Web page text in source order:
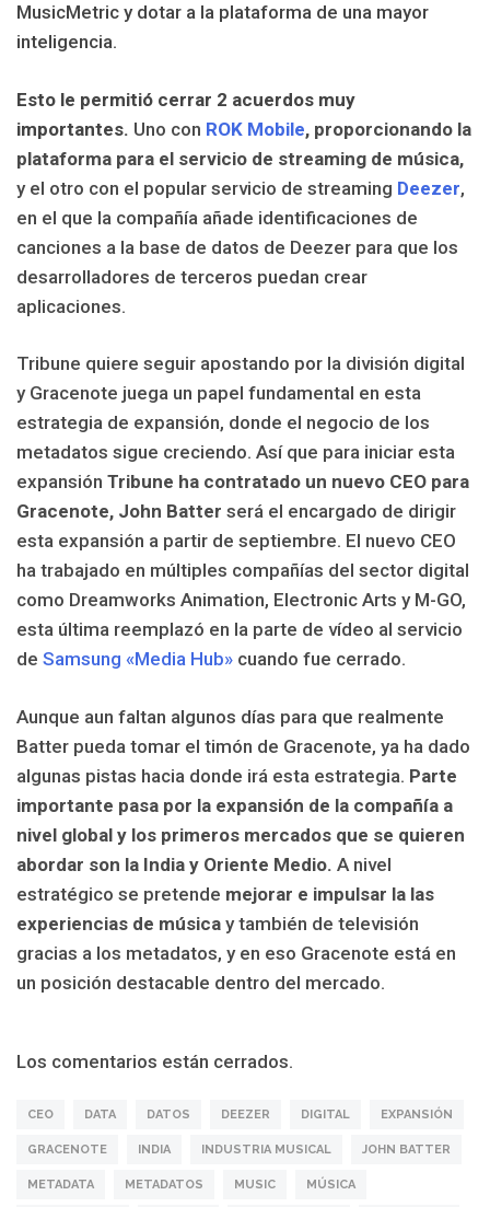
MusicMetric y dotar a la plataforma de una mayor
inteligencia.
Esto le permitió cerrar 2 acuerdos muy
importantes. Uno con ROK Mobile, proporcionando la
plataforma para el servicio de streaming de música,
y el otro con el popular servicio de streaming Deezer,
en el que la compañía añade identificaciones de
canciones a la base de datos de Deezer para que los
desarrolladores de terceros puedan crear
aplicaciones.
Tribune quiere seguir apostando por la división digital
y Gracenote juega un papel fundamental en esta
estrategia de expansión, donde el negocio de los
metadatos sigue creciendo. Así que para iniciar esta
expansión Tribune ha contratado un nuevo CEO para
Gracenote, John Batter será el encargado de dirigir
esta expansión a partir de septiembre. El nuevo CEO
ha trabajado en múltiples compañías del sector digital
como Dreamworks Animation, Electronic Arts y M-GO,
esta última reemplazó en la parte de vídeo al servicio
de Samsung «Media Hub» cuando fue cerrado.
Aunque aun faltan algunos días para que realmente
Batter pueda tomar el timón de Gracenote, ya ha dado
algunas pistas hacia donde irá esta estrategia. Parte
importante pasa por la expansión de la compañía a
nivel global y los primeros mercados que se quieren
abordar son la India y Oriente Medio. A nivel
estratégico se pretende mejorar e impulsar la las
experiencias de música y también de televisión
gracias a los metadatos, y en eso Gracenote está en
un posición destacable dentro del mercado.
Los comentarios están cerrados.
CEO DATA DATOS DEEZER DIGITAL EXPANSIÓN
GRACENOTE INDIA INDUSTRIA MUSICAL JOHN BATTER
METADATA METADATOS MUSIC MÚSICA